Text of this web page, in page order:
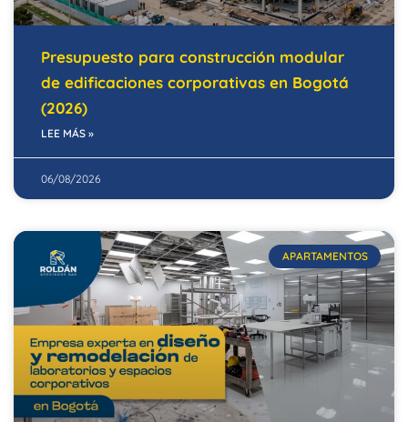
Presupuesto para construcción modular
de edificaciones corporativas en Bogotá
(2026)
LEE MÁS »
06/08/2026
APARTAMENTOS